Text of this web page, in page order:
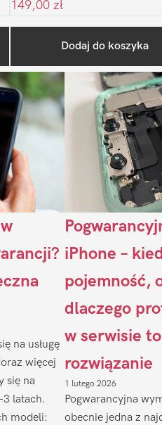
149,00 zł
Dodaj do koszyka
na usługę
więcej
się na
latach.
modeli:
iPhone –
pojemność,
dlaczego
w serwisie
rozwiązanie
1 lutego 2026
Pogwarancyjna
obecnie jedna z